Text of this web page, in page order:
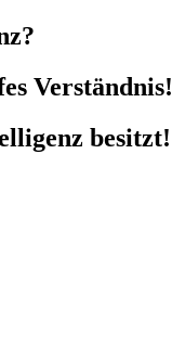
Verständnis!
besitzt!